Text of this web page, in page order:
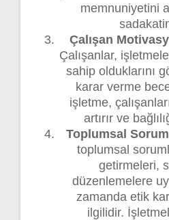
memnuniyetini
Çalışan
Çalışanlar,
sahip olduklarını
karar verme
işletme,
artırır ve
Toplumsal
toplumsal
getirmeleri,
düzenlemelere
zamanda etik
ilgilidir.